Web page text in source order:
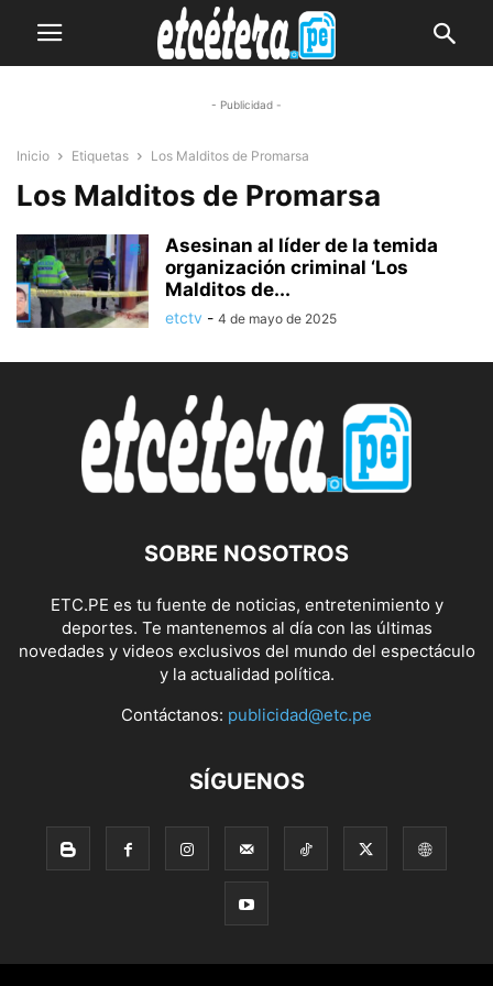
- Publicidad -
Inicio Etiquetas Los Malditos de Promarsa
Los Malditos de Promarsa
Asesinan al líder de la temida
organización criminal ‘Los
Malditos de...
etctv - 4 de mayo de 2025
SOBRE NOSOTROS
ETC.PE es tu fuente de noticias, entretenimiento y
deportes. Te mantenemos al día con las últimas
novedades y videos exclusivos del mundo del espectáculo
y la actualidad política.
Contáctanos: publicidad@etc.pe
SÍGUENOS